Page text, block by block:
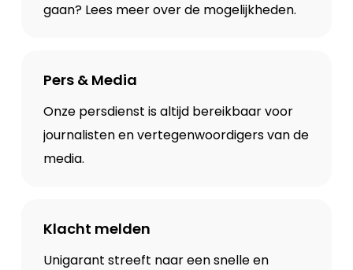
gaan? Lees meer over de mogelijkheden.
Pers & Media
Onze persdienst is altijd bereikbaar voor
journalisten en vertegenwoordigers van de
media.
Klacht melden
Unigarant streeft naar een snelle en